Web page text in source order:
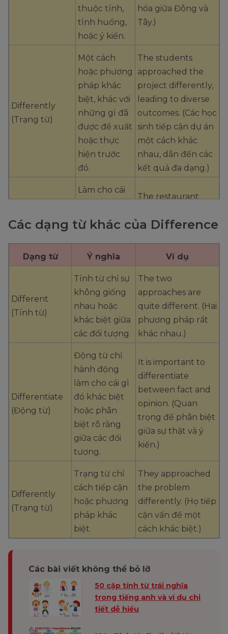
thuộc tính,
tình huống,
hoặc ý kiến.
hóa giữa Đông và
Tây.)
Differently
(Trạng từ)
Một cách
hoặc phương
pháp khác
biệt, khác với
những gì đã
được đề xuất
hoặc thực
hiện trước
đó.
The students
approached the
project differently,
leading to diverse
outcomes. (Các học
sinh tiếp cận dự án
một cách khác
nhau, dẫn đến các
kết quả đa dạng.)
Differentiate
(Động từ)
Làm cho cái
phân biệt
những điểm
đặc biệt của
tình huống
so với những
thứ khác.
The restaurant
differentiate itself
dishes.(Nhà hàng
cố gắng làm nổi
bật mình bằng
cách cung cấp
những món ăn độc
đáo.)
(Danh từ)
Hành động
hoặc quá
biệt hoặc làm
cho cái gì đó
khác biệt
biệt.
differentiation is
essential in a
competitive
market. (Sự phân
biệt sản phẩm là
rất quan trọng
trong một thị
trường cạnh
tranh.)
Tính chất có
thể phân
biệt, chia nhỏ
hay nhận
biệt giữa các
hoặc hình
thức.
The function is
differentiable at
this point, allowing
us to calculate its
có thể phân biệt tại
chúng ta tính đạo
Các dạng từ khác của Difference
Dạng từ Ý nghĩa Ví dụ
Different
(Tính từ)
Tính từ chỉ sự
không giống
nhau hoặc
khác biệt giữa
các đối tượng.
The two
approaches are
quite different. (Hai
phương pháp rất
khác nhau.)
Differentiate
(Động từ)
Động từ chỉ
hành động
làm cho cái gì
đó khác biệt
hoặc phân
biệt rõ ràng
giữa các đối
tượng.
It is important to
differentiate
between fact and
opinion. (Quan
trọng để phân biệt
giữa sự thật và ý
kiến.)
Differently
(Trạng từ)
Trạng từ chỉ
cách tiếp cận
hoặc phương
pháp khác
biệt.
They approached
the problem
differently. (Họ tiếp
cận vấn đề một
cách khác biệt.)
Các bài viết không thể bỏ lỡ
50 cặp tính từ trái nghĩa
trong tiếng anh và ví dụ chi
tiết dễ hiểu